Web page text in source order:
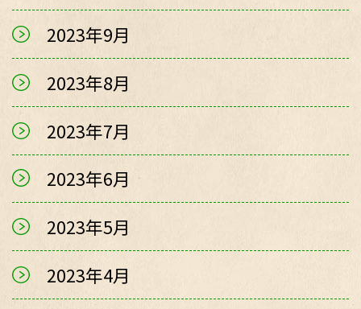
2023年9月
2023年8月
2023年7月
2023年6月
2023年5月
2023年4月